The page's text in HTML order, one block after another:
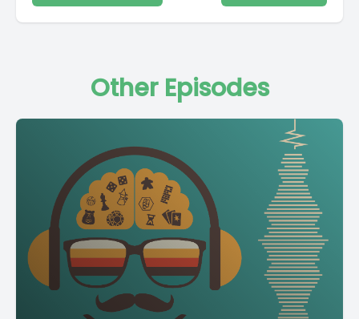
Other Episodes